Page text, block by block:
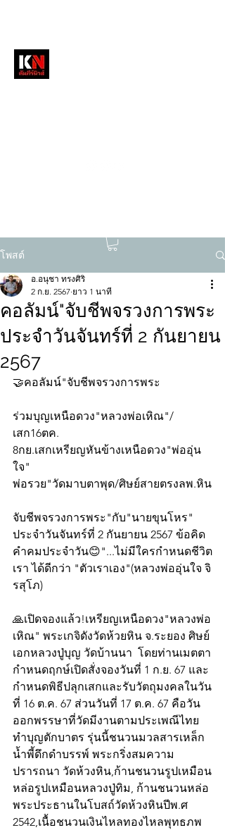
โพสต์
คอลัมน์"จับชีพจรวงการพระ
ประจำวันจันทร์ที่ 2 กันยายน
2567
อ.อนุชา ทรงศิริ
2 ก.ย. 2567 ยาว 1 นาที
🤝คอลัมน์"จับชีพจรวงการพระ
ร่วมบุญเหนือดวง"หลวงพ่อเหิณ"/
เสก16ตค.
8กย.เสกเหรียญหันข้างเหนือดวง"พ่ออุ่น
ใจ"
พ่อรวย"วัดมาบตาพุด/ศิษย์สายตรงลพ.หิน
จับชีพจรวงการพระ"กับ"นายขุนโหร"
ประจำวันจันทร์ที่ 2 กันยายน 2567 ข้อคิด
คำคมประจำวัน😊"...ไม่มีใครกำหนดชีวิต
เรา ได้ดีกว่า "ตัวเราเอง"(หลวงพ่ออุ่นใจ จิ
รสุโภ)
🙏เปิดจองแล้ว!เหรียญเหนือดวง"หลวงพ่อ
เหิณ" พระเกจิดังวัดห้วยหิน จ.ระยอง ศิษย์
เอกหลวงปู่บุญ วัดบ้านนา  โดยท่านเมตตา
กำหนดฤกษ์เปิดสั่งจองวันที่ 1 ก.ย. 67 และ
กำหนดพิธีปลุกเสกและรับวัตถุมงคลในวัน
ที่ 16 ต.ค. 67 ส่วนวันที่ 17 ต.ค. 67 คือวัน
ออกพรรษาที่วัดมีงานตามประเพณีไทย
ทำบุญตักบาตร รุ่นนี้ชนวนมวลสารเหล็ก
น้ำพี้ดึกดำบรรพ์ พระกริ่งสมความ
ปรารถนา วัดห้วงหิน,ก้านชนวนรูปเหมือน
หล่อรูปเหมือนหลวงปู่ทิม, ก้านชนวนหล่อ
พระประธานในโบสถ์วัดห้วงหินปีพ.ศ
2542,เนื้อชนวนเงินไหลทองไหลพุทธภพ